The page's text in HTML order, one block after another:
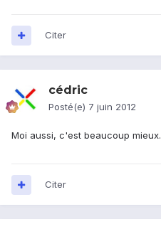
Citer
cédric
Posté(e) 7 juin 2012
Moi aussi, c'est beaucoup mieux.
Citer